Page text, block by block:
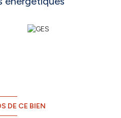
DE CE BIEN